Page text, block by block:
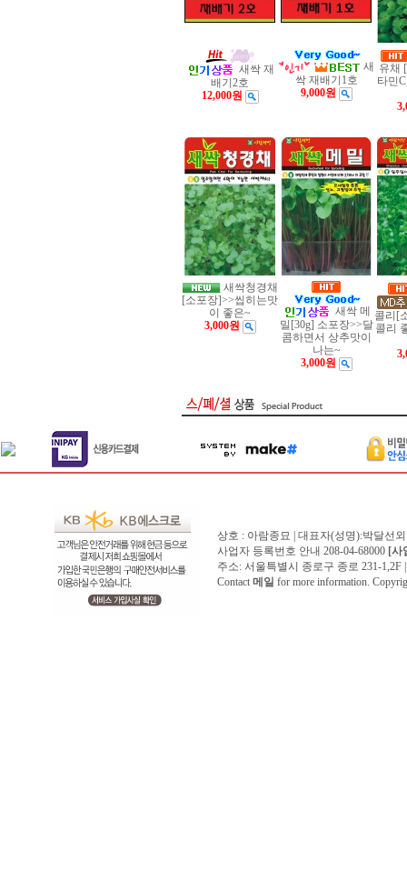
새싹 재
배기2호
12,000원
새
싹 재배기1호
9,000원
유채
타민
새싹청경채
[소포장]>>씹히는맛
이 좋은~
3,000원
새싹 메
밀[30g] 소포장>>달
콤하면서 상추맛이
나는~
3,000원
콜리[
콜리
상호 : 아람종묘 | 대표자(성명):박달선
사업자 등록번호 안내 208-04-68000 [사
주소: 서울특별시 종로구 종로 231-1,2F
Contact 메일 for more information.